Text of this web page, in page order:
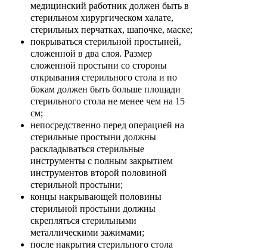
медицинский работник должен быть в
стерильном хирургическом халате,
стерильных перчатках, шапочке, маске;
покрываться стерильной простыней,
сложенной в два слоя. Размер
сложенной простыни со стороны
открывания стерильного стола и по
бокам должен быть больше площади
стерильного стола не менее чем на 15
см;
непосредственно перед операцией на
стерильные простыни должны
раскладываться стерильные
инструменты с полным закрытием
инструментов второй половиной
стерильной простыни;
концы накрывающей половины
стерильной простыни должны
скрепляться стерильными
металлическими зажимами;
после накрытия стерильного стола